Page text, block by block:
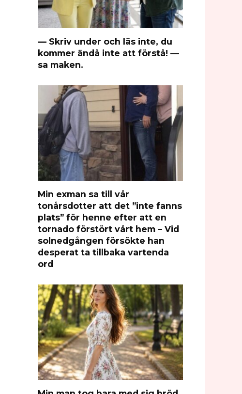
— Skriv under och läs inte, du
kommer ändå inte att förstå! —
sa maken.
Min exman sa till vår
tonårsdotter att det ”inte fanns
plats” för henne efter att en
tornado förstört vårt hem – Vid
solnedgången försökte han
desperat ta tillbaka vartenda
ord